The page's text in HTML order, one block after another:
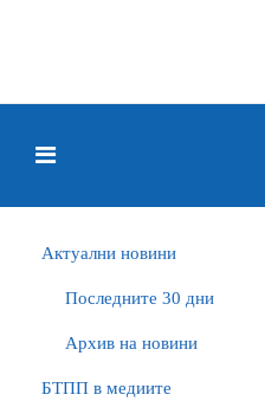
Актуални новини
Последните 30 дни
Архив на новини
БTПП в медиите